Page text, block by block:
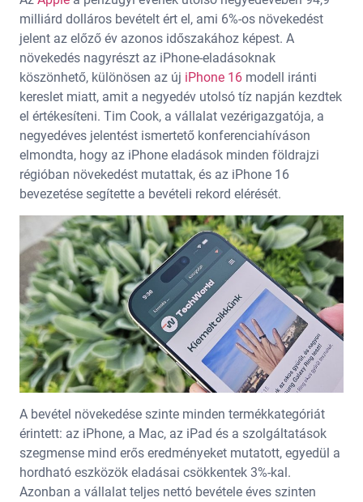
milliárd dolláros bevételt ért el, ami 6%-os növekedést
jelent az előző év azonos időszakához képest. A
növekedés nagyrészt az iPhone-eladásoknak
köszönhető, különösen az új iPhone 16 modell iránti
kereslet miatt, amit a negyedév utolsó tíz napján kezdtek
el értékesíteni. Tim Cook, a vállalat vezérigazgatója, a
negyedéves jelentést ismertető konferenciahíváson
elmondta, hogy az iPhone eladások minden földrajzi
régióban növekedést mutattak, és az iPhone 16
bevezetése segítette a bevételi rekord elérését.
A bevétel növekedése szinte minden termékkategóriát
érintett: az iPhone, a Mac, az iPad és a szolgáltatások
szegmense mind erős eredményeket mutatott, egyedül a
hordható eszközök eladásai csökkentek 3%-kal.
Azonban a vállalat teljes nettó bevétele éves szinten